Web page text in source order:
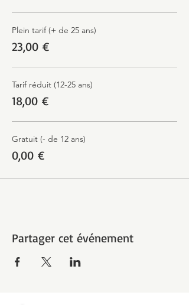
Plein tarif (+ de 25 ans)
23,00 €
Tarif réduit (12-25 ans)
18,00 €
Gratuit (- de 12 ans)
0,00 €
Partager cet événement